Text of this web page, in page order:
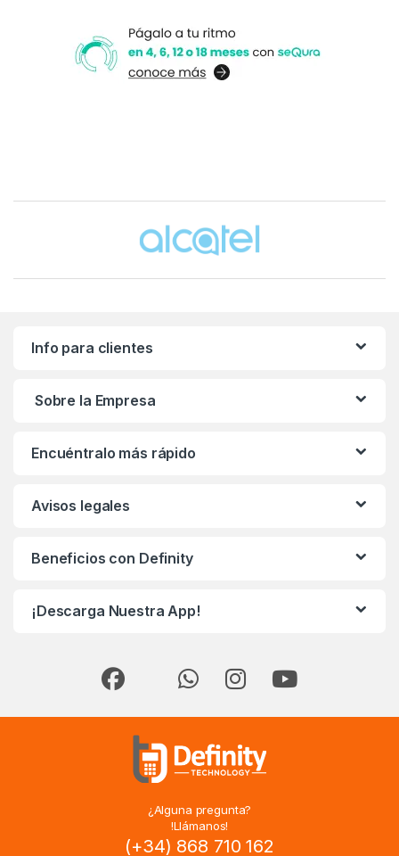
Info para clientes
Sobre la Empresa
Encuéntralo más rápido
Avisos legales
Beneficios con Definity
¡Descarga Nuestra App!
¿Alguna pregunta?
!Llámanos!
(+34) 868 710 162